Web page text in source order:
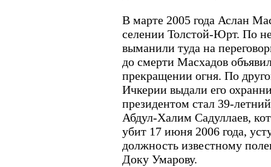
В марте 2005 года Аслан
селении Толстой-Юрт. По
выманили туда на
до смерти Масхадов
прекращении огня. По
Ичкерии выдали его
президентом стал 39-
Абдул-Халим Садуллаев,
убит 17 июня 2006 года,
должность известному
Доку Умарову.